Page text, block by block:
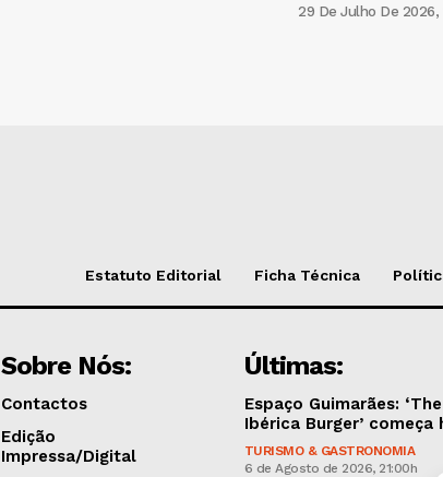
29 De Julho De 2026,
Estatuto Editorial Ficha Técnica
Sobre Nós:
Contactos
Edição
Impressa/Digital
Últimas:
Espaço Guimarães:
Ibérica Burger’ começa
TURISMO & GASTRONOMIA
6 de Agosto de 2026, 21:00h